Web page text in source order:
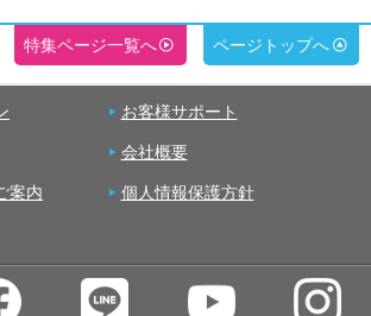
特集ページ一覧へ ページトップへ
お客様サポート
会社概要
案内 個人情報保護方針